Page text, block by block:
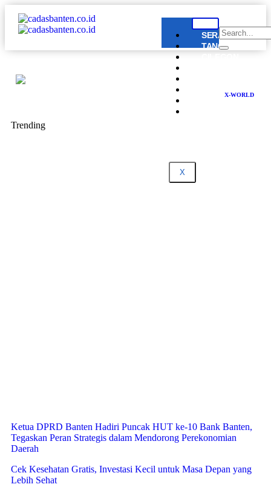
SERANG
TANGERANG
NASIONAL
X
X-WORLD
Trending
Ketua DPRD Banten Hadiri Puncak HUT ke-10 Bank Banten,
Tegaskan Peran Strategis dalam Mendorong Perekonomian
Daerah
Cek Kesehatan Gratis, Investasi Kecil untuk Masa Depan yang
Lebih Sehat